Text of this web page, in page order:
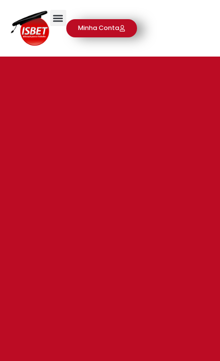
Minha Conta